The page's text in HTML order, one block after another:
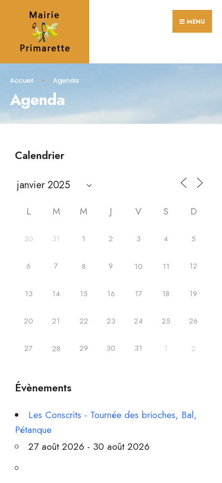
MENU
Accueil Agenda
Agenda
Calendrier
L M M J V S D
30 31 1 2 3 4 5
6 7 8 9 10 11 12
13 14 15 16 17 18 19
20 21 22 23 24 25 26
27 28 29 30 31 1 2
Évènements
Les Conscrits - Tournée des brioches, Bal,
Pétanque
27 août 2026 - 30 août 2026